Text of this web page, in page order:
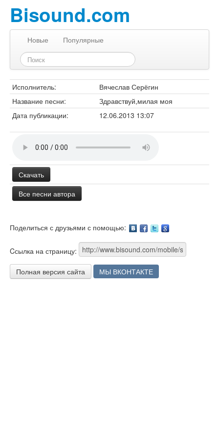
Bisound.com
Новые Популярные
Исполнитель:
Вячеслав Серёгин
Название песни:
Здравствуй,милая моя
Дата публикации:
12.06.2013 13:07
Скачать
Все песни автора
Поделиться с друзьями с помощью:
Cсылка на страницу:
Полная версия сайта МЫ ВКОНТАКТЕ